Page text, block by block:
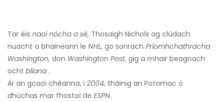
Tar éis naoi nócha a sé, Thosaigh Nichols ag clúdach
nuacht a bhaineann le NHL, go sonrach Príomhchathracha
Washington, don Washington Post, gig a mhair beagnach
ocht bliana .
Ar an gcaoi chéanna, i 2004, tháinig an Potomac ó
dhúchas mar fhostaí de ESPN.